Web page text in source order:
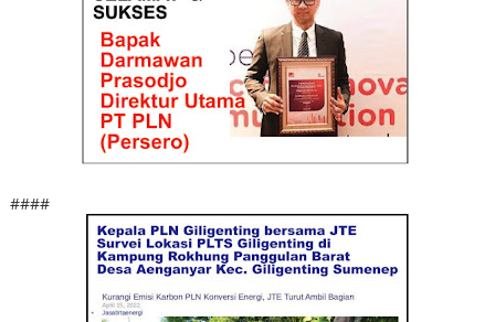
####